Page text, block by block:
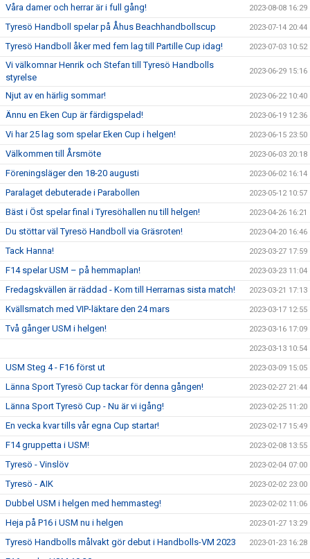
Våra damer och herrar är i full gång! 2023-08-08 16:29
Tyresö Handboll spelar på Åhus Beachhandbollscup 2023-07-14 20:44
Tyresö Handboll åker med fem lag till Partille Cup idag! 2023-07-03 10:52
Vi välkomnar Henrik och Stefan till Tyresö Handbolls
styrelse
2023-06-29 15:16
Njut av en härlig sommar! 2023-06-22 10:40
Ännu en Eken Cup är färdigspelad! 2023-06-19 12:36
Vi har 25 lag som spelar Eken Cup i helgen! 2023-06-15 23:50
Välkommen till Årsmöte 2023-06-03 20:18
Föreningsläger den 18-20 augusti 2023-06-02 16:14
Paralaget debuterade i Parabollen 2023-05-12 10:57
Bäst i Öst spelar final i Tyresöhallen nu till helgen! 2023-04-26 16:21
Du stöttar väl Tyresö Handboll via Gräsroten! 2023-04-20 16:46
Tack Hanna! 2023-03-27 17:59
F14 spelar USM – på hemmaplan! 2023-03-23 11:04
Fredagskvällen är räddad - Kom till Herrarnas sista match! 2023-03-21 17:13
Kvällsmatch med VIP-läktare den 24 mars 2023-03-17 12:55
Två gånger USM i helgen! 2023-03-16 17:09
2023-03-13 10:54
USM Steg 4 - F16 först ut 2023-03-09 15:05
Länna Sport Tyresö Cup tackar för denna gången! 2023-02-27 21:44
Länna Sport Tyresö Cup - Nu är vi igång! 2023-02-25 11:20
En vecka kvar tills vår egna Cup startar! 2023-02-17 15:49
F14 gruppetta i USM! 2023-02-08 13:55
Tyresö - Vinslöv 2023-02-04 07:00
Tyresö - AIK 2023-02-02 23:00
Dubbel USM i helgen med hemmasteg! 2023-02-02 11:06
Heja på P16 i USM nu i helgen 2023-01-27 13:29
Tyresö Handbolls målvakt gör debut i Handbolls-VM 2023 2023-01-23 16:28